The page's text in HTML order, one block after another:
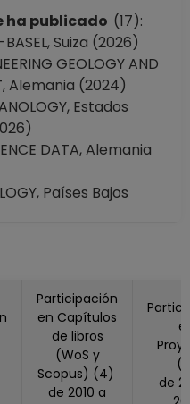
ha publicado (17):
BASEL, Suiza (2026)
GEOLOGY AND
Alemania (2024)
Estados
DATA, Alemania
Países Bajos
(2025)
Engineering,
Estados
Participación
en Capítulos
de libros
(WoS y
Scopus) (4)
de 2010 a
de 2018 a